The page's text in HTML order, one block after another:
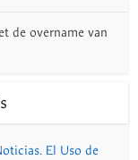
de overname van
El Uso de